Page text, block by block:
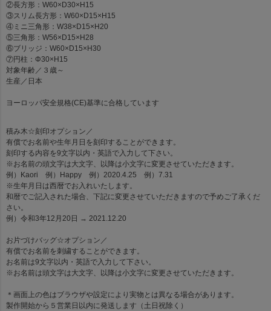
②長方形：W60×D30×H15
③スリム長方形：W60×D15×H15
④ミニ三角形：W38×D15×H20
⑤三角形：W56×D15×H28
⑥ブリッジ：W60×D15×H30
⑦円柱：Φ30×H15
対象年齢 ／３歳～
生産 ／日本
ヨーロッパ安全規格(CE)基準に合格しています
積み木☆刻印オプション ／
有償でお名前や生年月日を刻印することができます。
刻印する内容を9文字以内・英語で入力して下さい。
※お名前の頭文字は大文字、以降は小文字に変更させていただきます。
例）Kaori 例）Happy 例）2020.4.25 例）7.31
※生年月日は西暦でお入れいたします。
和暦でご記入された場合、下記に変更させていただきますので予めご了承くだ
さい。
例）令和3年12月20日 → 2021.12.20
お片づけバッグ☆オプション ／
有償でお名前を刺繍することができます。
お名前は9文字以内・英語で入力して下さい。
※お名前は頭文字は大文字、以降は小文字に変更させていただきます。
＊画面上の色はブラウザや設定により実物とは異なる場合があります。
製作開始から５営業日以内に発送します（土日祝除く）